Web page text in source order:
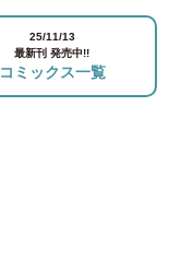
25/11/13
最新刊 発売中!!
コミックス一覧